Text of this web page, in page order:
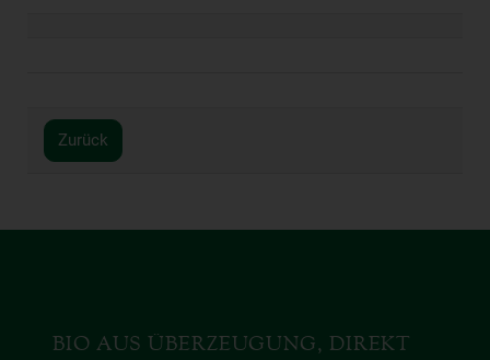
Zurück
BIO AUS ÜBERZEUGUNG, DIREKT